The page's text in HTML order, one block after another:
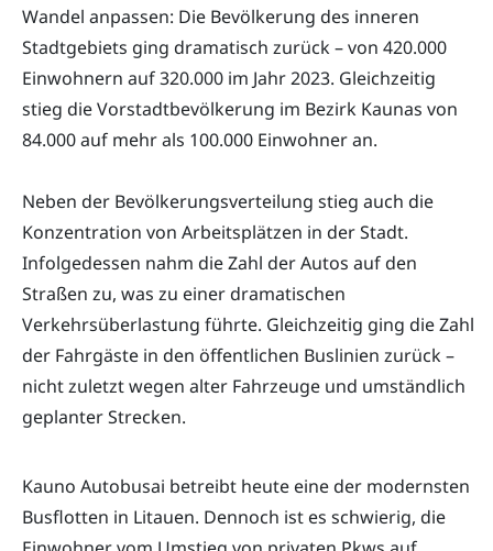
Wandel anpassen: Die Bevölkerung des inneren
Stadtgebiets ging dramatisch zurück – von 420.000
Einwohnern auf 320.000 im Jahr 2023. Gleichzeitig
stieg die Vorstadtbevölkerung im Bezirk Kaunas von
84.000 auf mehr als 100.000 Einwohner an.
Neben der Bevölkerungsverteilung stieg auch die
Konzentration von Arbeitsplätzen in der Stadt.
Infolgedessen nahm die Zahl der Autos auf den
Straßen zu, was zu einer dramatischen
Verkehrsüberlastung führte. Gleichzeitig ging die Zahl
der Fahrgäste in den öffentlichen Buslinien zurück –
nicht zuletzt wegen alter Fahrzeuge und umständlich
geplanter Strecken.
Kauno Autobusai betreibt heute eine der modernsten
Busflotten in Litauen. Dennoch ist es schwierig, die